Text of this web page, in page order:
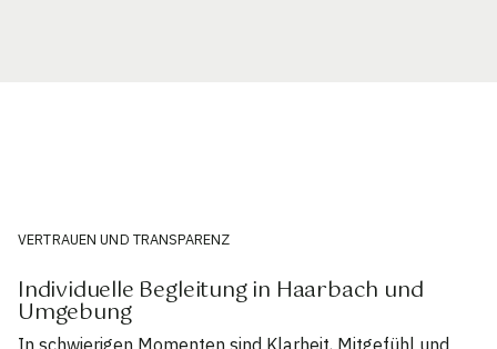
VERTRAUEN UND TRANSPARENZ
Individuelle Begleitung in Haarbach und
Umgebung